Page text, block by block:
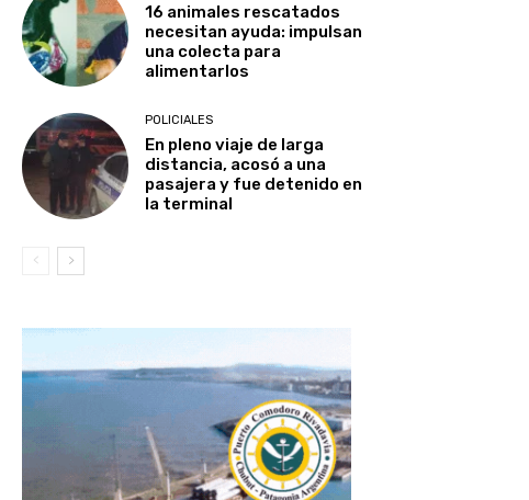
16 animales rescatados
necesitan ayuda: impulsan
una colecta para
alimentarlos
POLICIALES
En pleno viaje de larga
distancia, acosó a una
pasajera y fue detenido en
la terminal